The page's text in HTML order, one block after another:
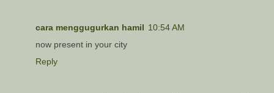
cara menggugurkan hamil 10:54 AM
now present in your city
Reply